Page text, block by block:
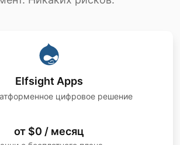
Elfsight Apps
цифровое решение
от $0 / месяц